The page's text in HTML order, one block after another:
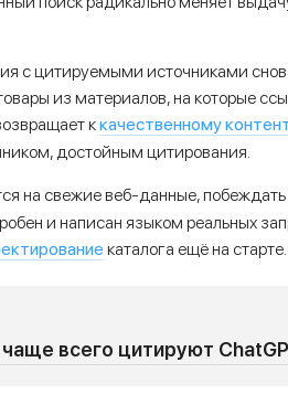
с цитируемыми источниками
из материалов, на которые
ккачественному
достойным цитирования.
на свежие веб-данные, побеждать
и написан языком реальных
каталога ещё на старте.
всего цитируют